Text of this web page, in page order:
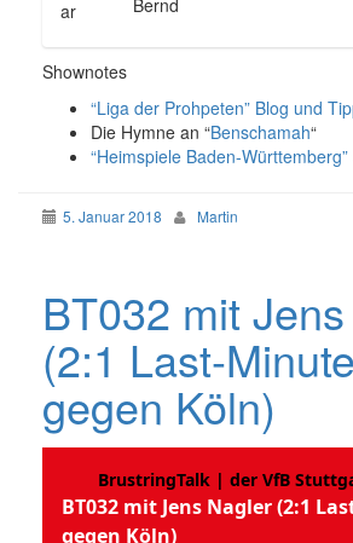
Bernd
Shownotes
“Liga der Prohpeten” Blog und
Die Hymne an “Benschamah“
“Heimspiele Baden-
5. Januar 2018 Martin
BT032 mit
(2:1 Last-
gegen Köln)